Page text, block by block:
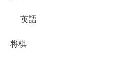
英語
将棋